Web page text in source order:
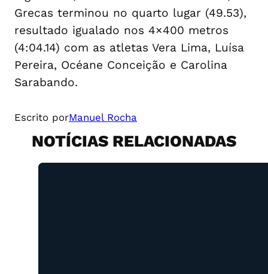
Grecas terminou no quarto lugar (49.53),
resultado igualado nos 4×400 metros
(4:04.14) com as atletas Vera Lima, Luísa
Pereira, Océane Conceição e Carolina
Sarabando.
Escrito porManuel Rocha
NOTÍCIAS RELACIONADAS